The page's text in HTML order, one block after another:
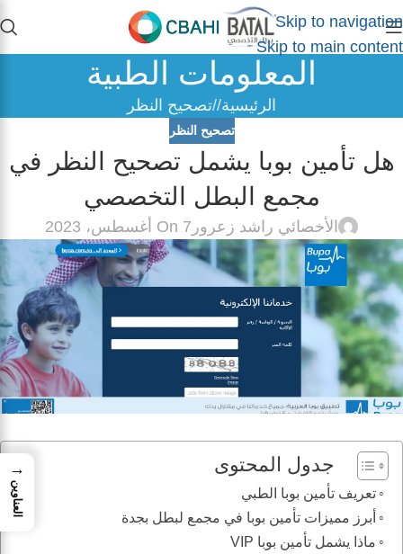
Skip to navigation
Skip to main content
المعلومات الطبية
الرئيسية/ تصحيح النظر
تصحيح النظر
هل تأمين بوبا يشمل تصحيح النظر في
مجمع البطل التخصصي
الأخصائي راشد زعرور On 7 أغسطس، 2023
جدول المحتوى
تعريف تأمين بوبا الطبي
أبرز مميزات تأمين بوبا في مجمع لبطل بجدة
ماذا يشمل تأمين بوبا VIP
→
العناوين